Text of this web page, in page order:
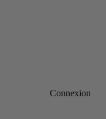
Connexion